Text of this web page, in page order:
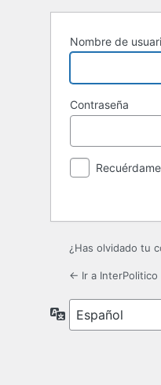
Nombre de
Contraseña
Recuérdame
¿Has olvidado tu
← Ir a InterPolitico
Idioma